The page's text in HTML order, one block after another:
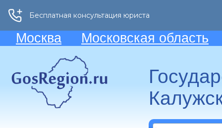
Москва Московская область